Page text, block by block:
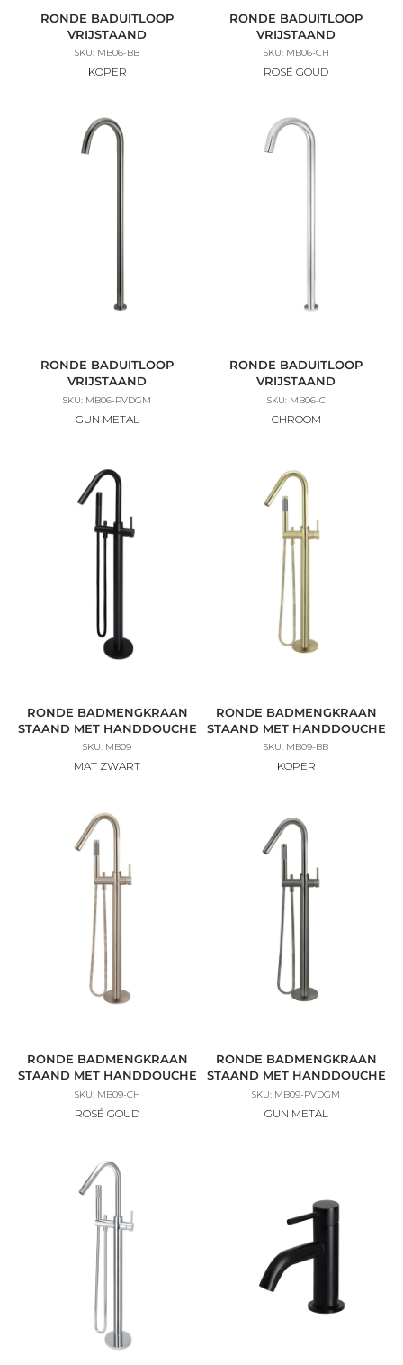
KOPER
RONDE BADUITLOOP
VRIJSTAAND
SKU: MB06-BB
ROSÉ GOUD
RONDE BADUITLOOP
VRIJSTAAND
SKU: MB06-CH
GUN METAL
RONDE BADUITLOOP
VRIJSTAAND
SKU: MB06-PVDGM
CHROOM
RONDE BADUITLOOP
VRIJSTAAND
SKU: MB06-C
MAT ZWART
RONDE BADMENGKRAAN
STAAND MET HANDDOUCHE
SKU: MB09
KOPER
RONDE BADMENGKRAAN
STAAND MET HANDDOUCHE
SKU: MB09-BB
ROSÉ GOUD
RONDE BADMENGKRAAN
STAAND MET HANDDOUCHE
SKU: MB09-CH
GUN METAL
RONDE BADMENGKRAAN
STAAND MET HANDDOUCHE
SKU: MB09-PVDGM